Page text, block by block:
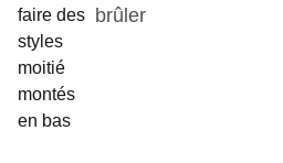
faire des
styles
moitié
montés
en bas
brûler